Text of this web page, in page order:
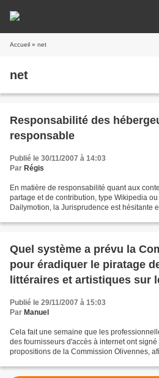
Accueil » net
net
Responsabilité des
responsable
Publié le 30/11/2007 à 14:03
Par Régis
En matière de responsabilité quant aux
partage et de contribution, type Wikipedia
Dailymotion, la Jurisprudence est hésitante
Quel système a prévu la
pour éradiquer le piratage
littéraires et artistiques sur
Publié le 29/11/2007 à 15:03
Par Manuel
Cela fait une semaine que les
des fournisseurs d'accès à internet ont
propositions de la Commission Olivennes,